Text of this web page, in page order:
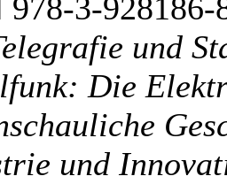
978-3-928186-
und
Die
und